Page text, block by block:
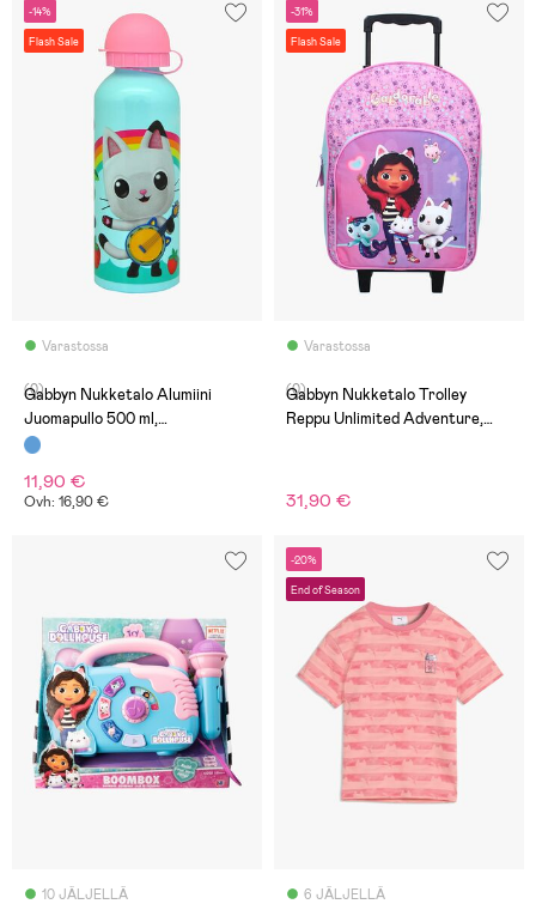
-14%
Flash Sale
Varastossa
(0)
Gabbyn Nukketalo Alumiini
Juomapullo 500 ml,
Sininen/Vaaleanpunainen
11,90 €
Ovh: 16,90 €
-31%
Flash Sale
Varastossa
(0)
Gabbyn Nukketalo Trolley
Reppu Unlimited Adventure,
31,90 €
10 JÄLJELLÄ
-20%
End of Season
6 JÄLJELLÄ